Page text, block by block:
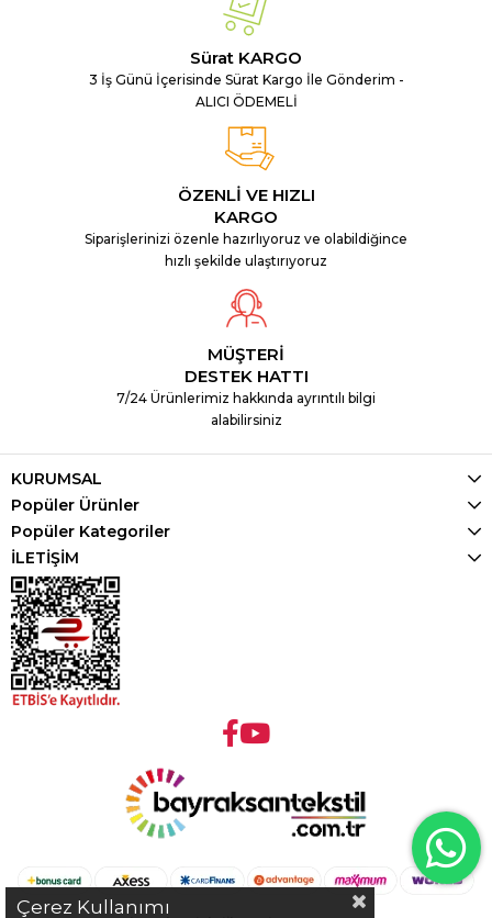
Sürat KARGO
3 İş Günü İçerisinde Sürat Kargo İle Gönderim -
ALICI ÖDEMELİ
ÖZENLİ VE HIZLI
KARGO
Siparişlerinizi özenle hazırlıyoruz ve olabildiğince
hızlı şekilde ulaştırıyoruz
MÜŞTERİ
DESTEK HATTI
7/24 Ürünlerimiz hakkında ayrıntılı bilgi
alabilirsiniz
KURUMSAL
Popüler Ürünler
Popüler Kategoriler
İLETİŞİM
Çerez Kullanımı